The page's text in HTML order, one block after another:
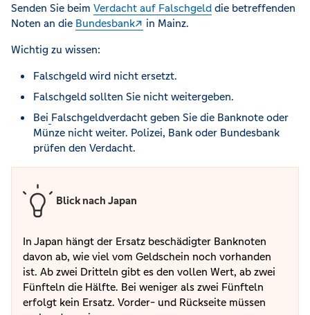
Senden Sie beim Verdacht auf Falschgeld die betreffenden
Noten an die Bundesbank
in Mainz.
Wichtig zu wissen:
Falschgeld wird nicht ersetzt.
Falschgeld sollten Sie nicht weitergeben.
Bei Falschgeldverdacht geben Sie die Banknote oder
Münze nicht weiter. Polizei, Bank oder Bundesbank
prüfen den Verdacht.
Blick nach Japan
In Japan hängt der Ersatz beschädigter Banknoten
davon ab, wie viel vom Geldschein noch vorhanden
ist. Ab zwei Dritteln gibt es den vollen Wert, ab zwei
Fünfteln die Hälfte. Bei weniger als zwei Fünfteln
erfolgt kein Ersatz. Vorder- und Rückseite müssen